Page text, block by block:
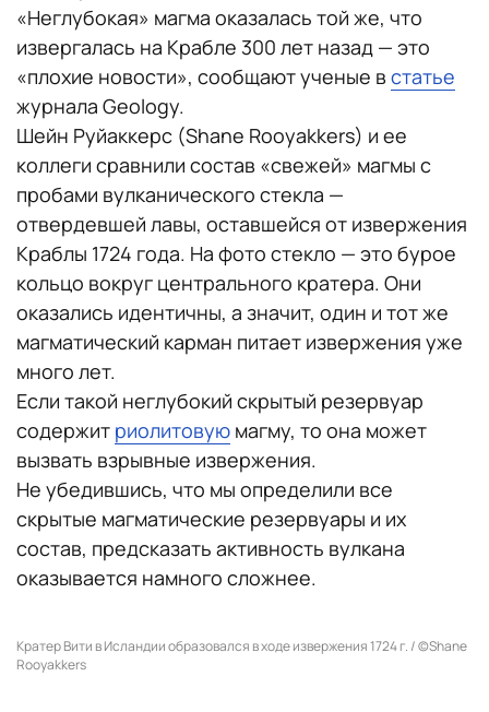
«Неглубокая» магма оказалась той же, что
извергалась на Крабле 300 лет назад — это
«плохие новости», сообщают ученые в статье
журнала Geology.
Шейн Руйаккерс (Shane Rooyakkers) и ее
коллеги сравнили состав «свежей» магмы с
пробами вулканического стекла —
отвердевшей лавы, оставшейся от извержения
Краблы 1724 года. На фото стекло — это бурое
кольцо вокруг центрального кратера. Они
оказались идентичны, а значит, один и тот же
магматический карман питает извержения уже
много лет.
Если такой неглубокий скрытый резервуар
содержит риолитовую магму, то она может
вызвать взрывные извержения.
Не убедившись, что мы определили все
скрытые магматические резервуары и их
состав, предсказать активность вулкана
оказывается намного сложнее.
Кратер Вити в Исландии образовался в ходе извержения 1724 г. / ©Shane
Rooyakkers